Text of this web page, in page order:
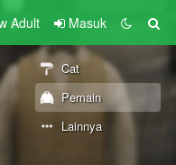
Adult Masuk
Cat
Pemain
Lainnya